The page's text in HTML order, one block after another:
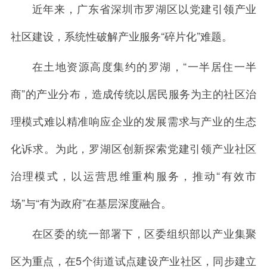
近年来，广东省深圳市罗湖区以党建引领产业
社区建设，系统性破解产业服务“碎片化”难题。
在土地资源高度集约的罗湖，“一半居住一半
商”的产业分布，造成传统以居民服务为主的社区治
理模式难以精准响应企业的发展需求与产业的生态
化诉求。为此，罗湖区创新探索党建引领产业社区
治理模式，以运营思维重构服务，推动“有效市
场”与“有为政府”在基层深度融合。
在区委的统一部署下，区委组织部以产业集聚
区为重点，在5个街道试点建设产业社区，同步建立